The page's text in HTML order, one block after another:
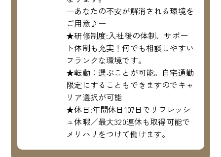
ーあなたの不安が解消される環境を
ご用意♪ー
★研修制度:入社後の体制、サポー
ト体制も充実！何でも相談しやすい
フランクな環境です。
★転勤：選ぶことが可能。自宅通勤
限定にすることもできますのでキャ
リア選択が可能
★休日:年間休日107日でリフレッシ
ュ休暇／最大320連休も取得可能で
メリハリをつけて働けます。